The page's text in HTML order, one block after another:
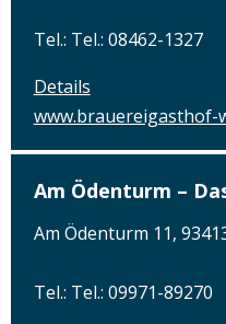
Tel.: Tel.: 08462-1327
Details
www.brauereigasthof-
Am Ödenturm –
Am Ödenturm 11,
Tel.: Tel.: 09971-89270